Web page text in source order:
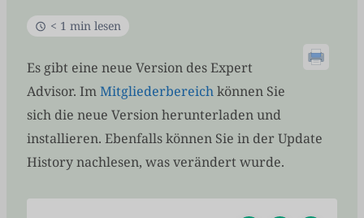
< 1 min lesen
Es gibt eine neue Version des Expert
Advisor. ImMitgliederbereichkönnen Sie
sich die neue Version herunterladen und
installieren. Ebenfalls können Sie in der Update
History nachlesen, was verändert wurde.